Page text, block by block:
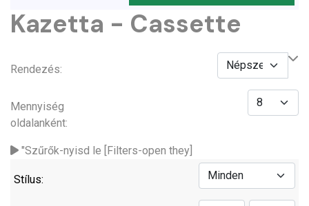
Kazetta - Cassette
Rendezés:
Mennyiség
oldalanként:
"Szűrők-nyisd le [Filters-open they]
Stílus: